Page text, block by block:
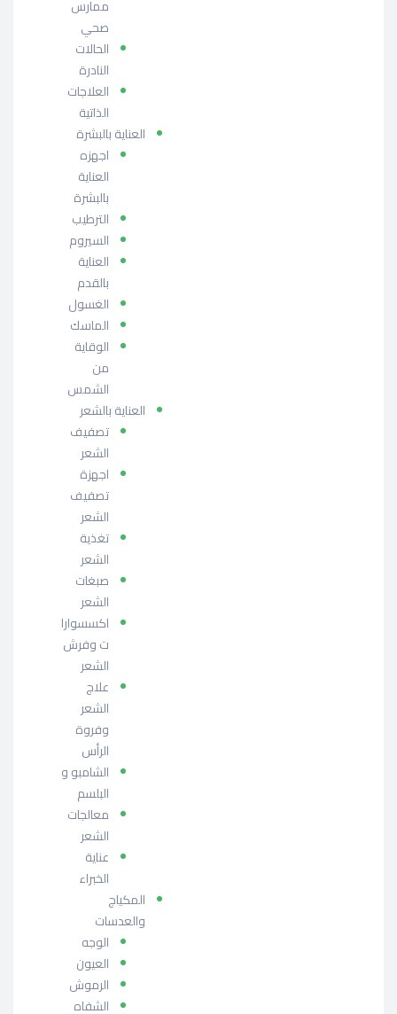
ممارس
صحي
الحالات
النادرة
العلاجات
الذاتية
العناية بالبشرة
اجهزه
العناية
بالبشرة
الترطيب
السيروم
العناية
بالقدم
الغسول
الماسك
الوقاية
من
الشمس
العناية بالشعر
تصفيف
الشعر
اجهزة
تصفيف
الشعر
تغذية
الشعر
صبغات
الشعر
اكسسوارا
ت وفرش
الشعر
علاج
الشعر
وفروة
الرأس
الشامبو و
البلسم
معالجات
الشعر
عناية
الخبراء
المكياج
والعدسات
الوجه
العيون
الرموش
الشفاه